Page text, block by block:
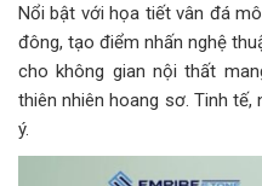
Nổi bật với họa tiết vân đá
đông, tạo điểm nhấn nghệ
cho không gian nội thất
thiên nhiên hoang sơ. Tinh
ý.